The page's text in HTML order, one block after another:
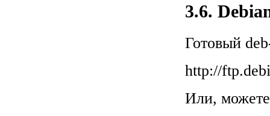
3.6.
Готовый
http://
Или,